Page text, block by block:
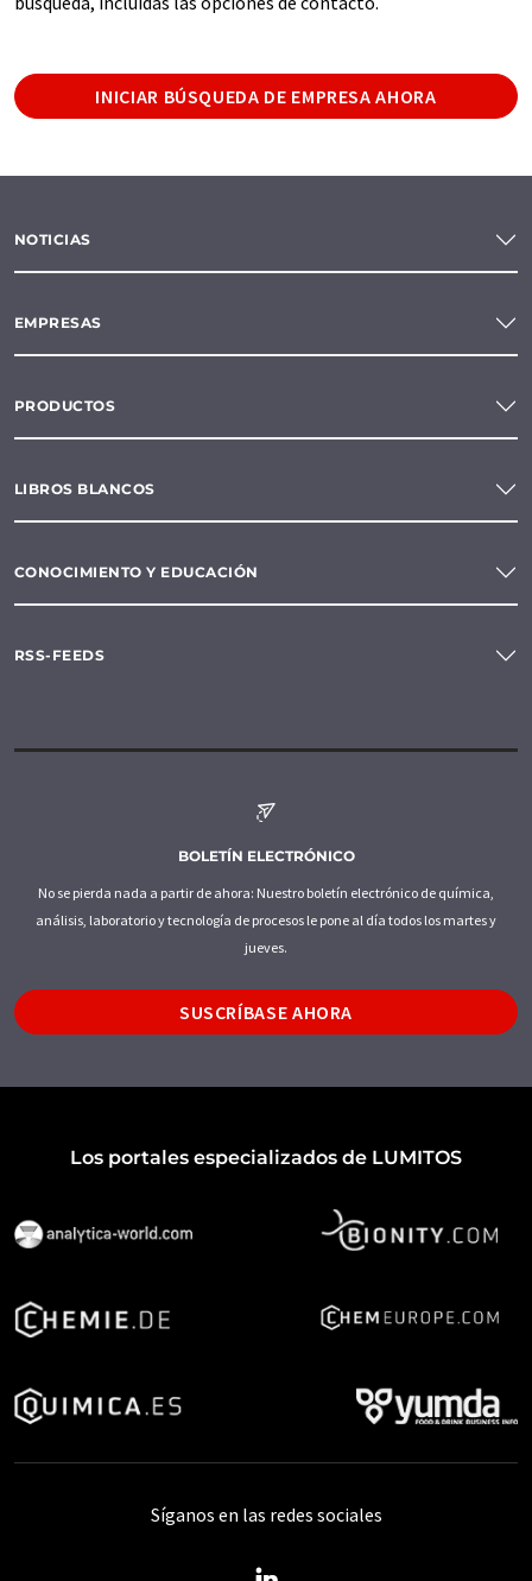
INICIAR BÚSQUEDA DE EMPRESA AHORA
NOTICIAS
EMPRESAS
PRODUCTOS
LIBROS BLANCOS
CONOCIMIENTO Y EDUCACIÓN
RSS-FEEDS
BOLETÍN ELECTRÓNICO
No se pierda nada a partir de ahora: Nuestro boletín electrónico de química,
análisis, laboratorio y tecnología de procesos le pone al día todos los martes y
jueves.
SUSCRÍBASE AHORA
Los portales especializados de LUMITOS
Síganos en las redes sociales